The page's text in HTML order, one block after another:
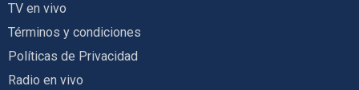
TV en vivo
Términos y condiciones
Políticas de Privacidad
Radio en vivo